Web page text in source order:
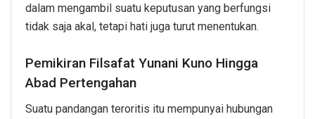
dalam mengambil suatu keputusan yang berfungsi
tidak saja akal, tetapi hati juga turut menentukan.
Pemikiran Filsafat Yunani Kuno Hingga
Abad Pertengahan
Suatu pandangan teroritis itu mempunyai hubungan